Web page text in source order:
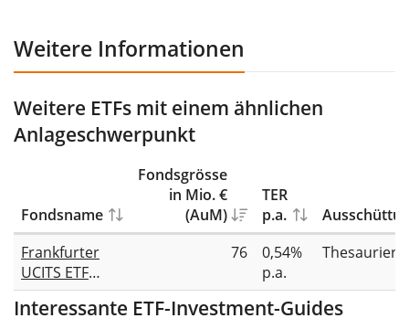
Weitere Informationen
Weitere ETFs mit einem ähnlichen
Anlageschwerpunkt
Fondsname
Fondsgrösse
in Mio. €
(AuM)
TER
p.a.
Frankfurter
UCITS ETF
Modern Value
76
0,54%
p.a.
Interessante ETF-Investment-Guides